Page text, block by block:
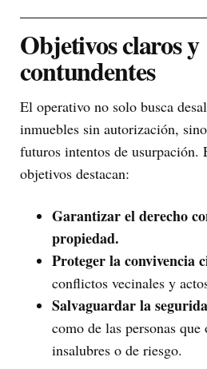
Objetivos claros y
contundentes
El operativo no solo busca
inmuebles sin autorización,
futuros intentos de usurpación.
objetivos destacan:
Garantizar el derecho
propiedad.
Proteger la convivencia
conflictos vecinales y
Salvaguardar la
como de las personas
insalubres o de riesgo.